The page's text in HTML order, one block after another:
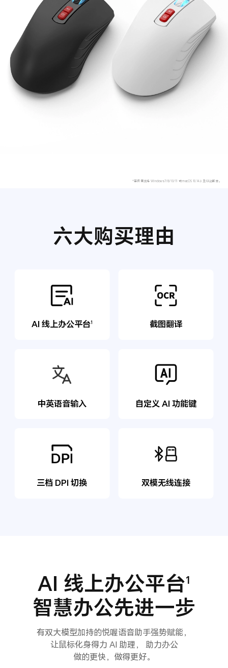
*系统需支持 Windows 7/8/10/11 或 macOS 10.14.6 及以上版本。
六大购买理由
AI 线上办公平台1 截图翻译
中英语音输入 自定义 AI 功能键
三档 DPI 切换 双模无线连接
AI 线上办公平台1
智慧办公先进一步
有双大模型加持的悦喔语音助手强势赋能，
让鼠标化身得力 AI 助理，
助力办公
做的更快，做得更好。